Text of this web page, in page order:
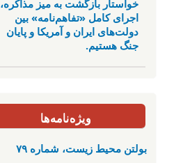
خواستار بازگشت به میز مذاکره،
اجرای کامل «تفاهم‌نامه» بین
دولت‌های ایران و آمریکا و پایان
جنگ هستیم.
ویژه‌نامه‌ها
بولتن محیط زیست، شماره ۷۹